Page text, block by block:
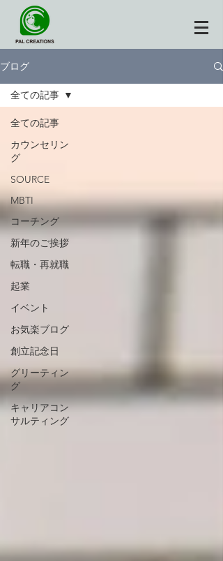
ブログ
全ての記事
カウンセリン
グ
SOURCE
MBTI
コーチング
新年のご挨拶
転職・再就職
起業
イベント
お気楽ブログ
創立記念日
グリーティン
グ
キャリアコン
サルティング
全ての記事